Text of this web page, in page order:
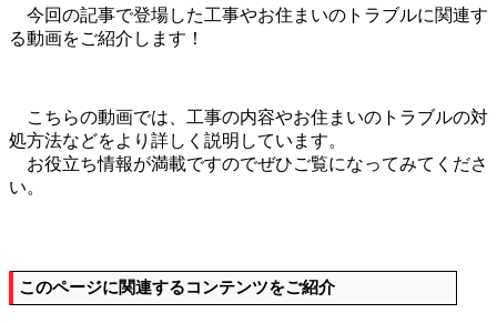
今回の記事で登場した工事やお住まいのトラブルに関連す
る動画をご紹介します！
こちらの動画では、工事の内容やお住まいのトラブルの対
処方法などをより詳しく説明しています。
お役立ち情報が満載ですのでぜひご覧になってみてくださ
い。
このページに関連するコンテンツをご紹介